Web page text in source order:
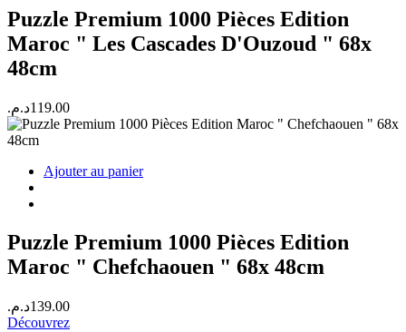
Puzzle Premium 1000 Pièces Edition
Maroc " Les Cascades D'Ouzoud " 68x
48cm
119.00د.م.
Ajouter au panier
Puzzle Premium 1000 Pièces Edition
Maroc " Chefchaouen " 68x 48cm
139.00د.م.
Découvrez